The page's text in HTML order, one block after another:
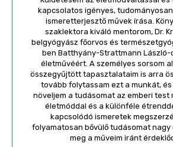
kapcsolatos igényes,
ismeretterjesztő művek írása.
szaklektora kiváló mentorom, Dr.
belgyógyász főorvos és
ben Batthyány-Strattmann
életművéért. A személyes sorsom
összegyűjtött tapasztalataim is arra
tovább folytassam ezt a munkát,
növeljem a tudásomat az emberi test
életmóddal és a különféle
kapcsolódó ismeretek
folyamatosan bővülő tudásomat nagy
meg a műveim iránt